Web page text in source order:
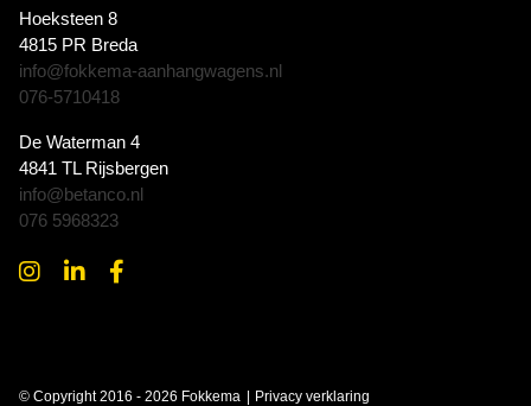
Hoeksteen 8
4815 PR Breda
info@fokkema-aanhangwagens.nl
076-5710418
De Waterman 4
4841 TL Rijsbergen
info@betanco.nl
076 5968323
© Copyright 2016 - 2026 Fokkema Privacy verklaring